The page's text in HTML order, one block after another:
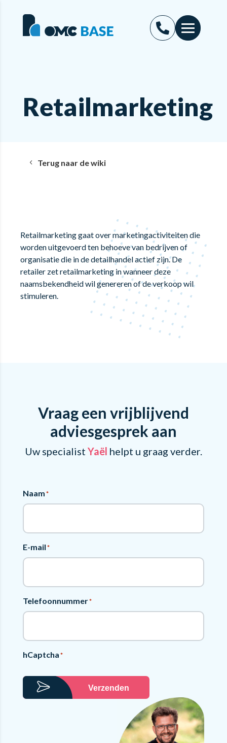
Retailmarketing
Terug naar de wiki
Retailmarketing gaat over marketingactiviteiten die
worden uitgevoerd ten behoeve van bedrijven of
organisatie die in de detailhandel actief zijn. De
retailer zet retailmarketing in wanneer deze
naamsbekendheid wil genereren of de verkoop wil
stimuleren.
Vraag een vrijblijvend
adviesgesprek aan
Uw specialist Yaël helpt u graag verder.
Naam*
E-mail*
Telefoonnummer*
hCaptcha*
Verzenden